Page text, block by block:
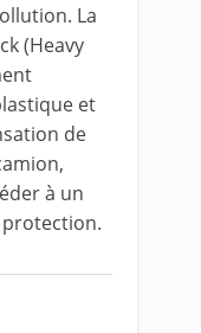
La
(Heavy
et
de
à un
protection.